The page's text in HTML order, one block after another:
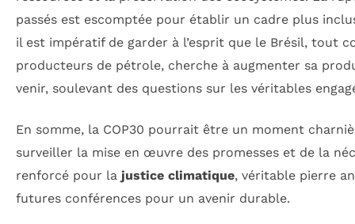
passés est escomptée pour établir un cadre plus
il est impératif de garder à l’esprit que le Brésil, tout
producteurs de pétrole, cherche à augmenter sa
venir, soulevant des questions sur les véritables
En somme, la COP30 pourrait être un moment
surveiller la mise en œuvre des promesses et de la
renforcé pour la justice climatique, véritable pierre
futures conférences pour un avenir durable.